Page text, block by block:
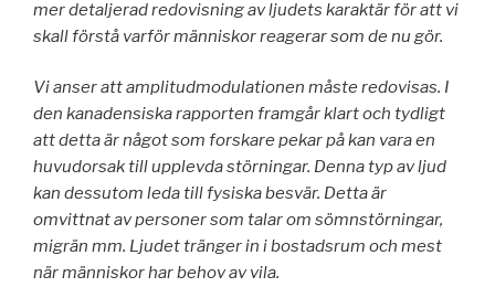
mer detaljerad redovisning av ljudets karaktär för att vi
skall förstå varför människor reagerar som de nu gör.
Vi anser att amplitudmodulationen måste redovisas. I
den kanadensiska rapporten framgår klart och tydligt
att detta är något som forskare pekar på kan vara en
huvudorsak till upplevda störningar. Denna typ av ljud
kan dessutom leda till fysiska besvär. Detta är
omvittnat av personer som talar om sömnstörningar,
migrän mm. Ljudet tränger in i bostadsrum och mest
när människor har behov av vila.